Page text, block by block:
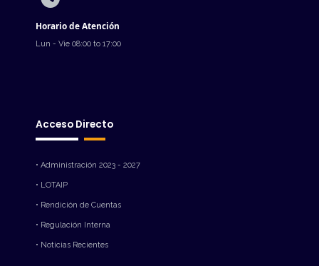
Horario de Atención
Lun - Vie 08:00 to 17:00
Acceso Directo
• Administración 2023 - 2027
• LOTAIP
• Rendición de Cuentas
• Regulación Interna
• Noticias Recientes